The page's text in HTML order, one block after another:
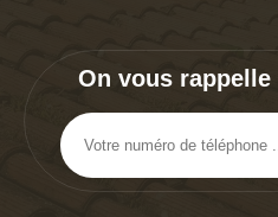
On vous rappelle